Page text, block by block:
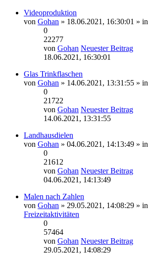
Videoproduktion
von Gohan » 18.06.2021, 16:30:01 » in
0
22277
von Gohan Neuester Beitrag
18.06.2021, 16:30:01
Glas Trinkflaschen
von Gohan » 14.06.2021, 13:31:55 » in
0
21722
von Gohan Neuester Beitrag
14.06.2021, 13:31:55
Landhausdielen
von Gohan » 04.06.2021, 14:13:49 » in
0
21612
von Gohan Neuester Beitrag
04.06.2021, 14:13:49
Malen nach Zahlen
von Gohan » 29.05.2021, 14:08:29 » in
Freizeitaktivitäten
0
57464
von Gohan Neuester Beitrag
29.05.2021, 14:08:29